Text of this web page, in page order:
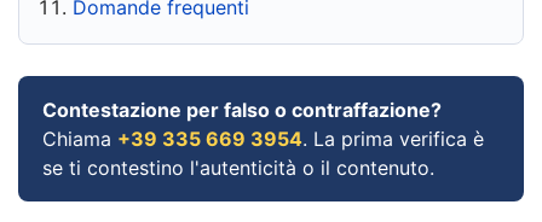
Domande frequenti
Contestazione per falso o contraffazione?
Chiama +39 335 669 3954. La prima verifica è
se ti contestino l'autenticità o il contenuto.